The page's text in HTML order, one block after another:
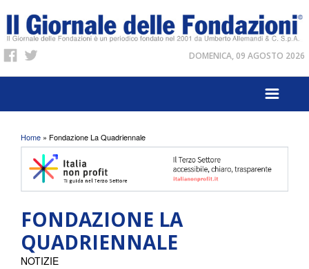
DOMENICA, 09 AGOSTO 2026
Tu sei qui
Home » Fondazione La Quadriennale
FONDAZIONE LA
QUADRIENNALE
NOTIZIE